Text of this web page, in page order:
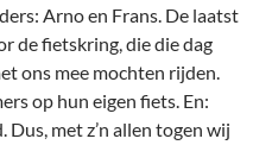
Arno en Frans. De laatst
de fietskring, die die dag
ons mee mochten rijden.
op hun eigen fiets. En:
Dus, met z’n allen togen wij